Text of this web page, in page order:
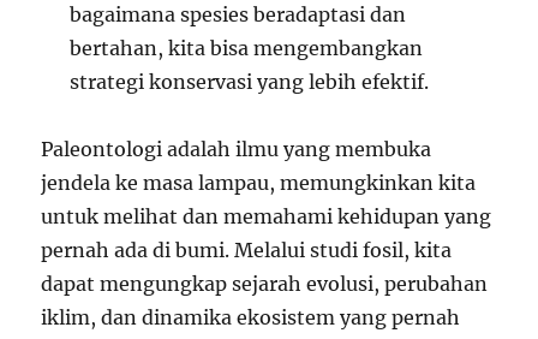
bagaimana spesies beradaptasi dan
bertahan, kita bisa mengembangkan
strategi konservasi yang lebih efektif.
Paleontologi adalah ilmu yang membuka
jendela ke masa lampau, memungkinkan kita
untuk melihat dan memahami kehidupan yang
pernah ada di bumi. Melalui studi fosil, kita
dapat mengungkap sejarah evolusi, perubahan
iklim, dan dinamika ekosistem yang pernah